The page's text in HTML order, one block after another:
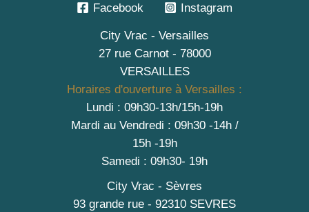
Facebook Instagram
City Vrac - Versailles
27 rue Carnot - 78000
VERSAILLES
Horaires d'ouverture à Versailles :
Lundi : 09h30-13h/15h-19h
Mardi au Vendredi : 09h30 -14h /
15h -19h
Samedi : 09h30- 19h
City Vrac - Sèvres
93 grande rue - 92310 SEVRES